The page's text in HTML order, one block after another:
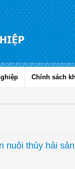
Chính sách
nuôi thủy hải